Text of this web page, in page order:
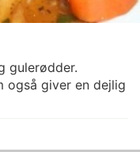
gulerødder.
også giver en dejlig